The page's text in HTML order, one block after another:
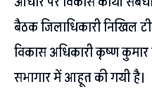
बैठक जिलाधिकारी निखिल
विकास अधिकारी कृष्ण
सभागार में आहूत की गयी है।